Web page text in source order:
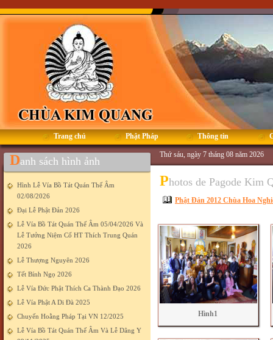
Trang chủ Phật Pháp Thông tin
Danh sách hình ảnh
Hình Lễ Vía Bồ Tát Quán Thế Âm
02/08/2026
Đại Lễ Phật Đản 2026
Lễ Vía Bồ Tát Quán Thế Âm 05/04/2026 Và
Lễ Tưởng Niệm Cố HT Thích Trung Quán
2026
Lễ Thượng Nguyên 2026
Tết Bính Ngọ 2026
Lễ Vía Đức Phật Thích Ca Thành Đạo 2026
Lễ Vía Phật A Di Đà 2025
Chuyến Hoằng Pháp Tại VN 12/2025
Lễ Vía Bồ Tát Quán Thế Âm Và Lễ Dâng Y
Thứ sáu, ngày 7 tháng 08 năm 2026
Photos de Pagode Kim
Phật Đản 2012 Chùa Hoa
Hình1